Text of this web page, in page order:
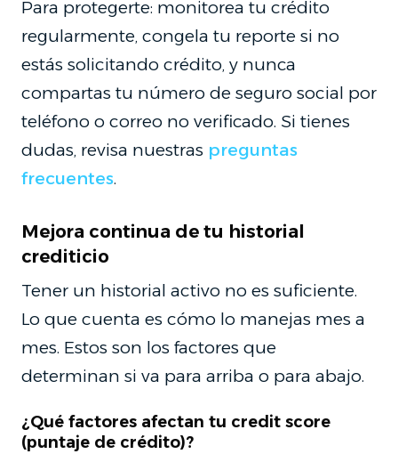
Para protegerte: monitorea tu crédito
regularmente, congela tu reporte si no
estás solicitando crédito, y nunca
compartas tu número de seguro social por
teléfono o correo no verificado. Si tienes
dudas, revisa nuestras preguntas
frecuentes.
Mejora continua de tu historial
crediticio
Tener un historial activo no es suficiente.
Lo que cuenta es cómo lo manejas mes a
mes. Estos son los factores que
determinan si va para arriba o para abajo.
¿Qué factores afectan tu credit score
(puntaje de crédito)?